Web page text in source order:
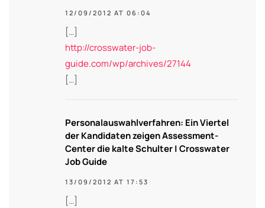
12/09/2012 AT 06:04
[…]
http://crosswater-job-
guide.com/wp/archives/27144
[…]
Personalauswahlverfahren: Ein Viertel
der Kandidaten zeigen Assessment-
Center die kalte Schulter | Crosswater
Job Guide
13/09/2012 AT 17:53
[…]